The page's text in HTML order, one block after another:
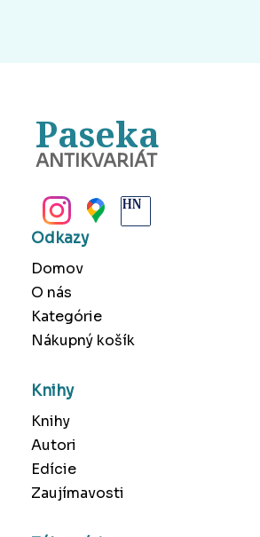
Paseka
ANTIKVARIÁT
Odkazy
Domov
O nás
Kategórie
Nákupný košík
Knihy
Knihy
Autori
Edície
Zaujímavosti